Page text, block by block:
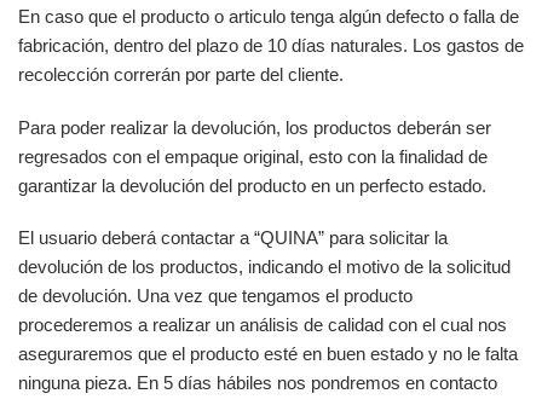
En caso que el producto o articulo tenga algún defecto o falla de
fabricación, dentro del plazo de 10 días naturales. Los gastos de
recolección correrán por parte del cliente.
Para poder realizar la devolución, los productos deberán ser
regresados con el empaque original, esto con la finalidad de
garantizar la devolución del producto en un perfecto estado.
El usuario deberá contactar a “QUINA” para solicitar la
devolución de los productos, indicando el motivo de la solicitud
de devolución. Una vez que tengamos el producto
procederemos a realizar un análisis de calidad con el cual nos
aseguraremos que el producto esté en buen estado y no le falta
ninguna pieza. En 5 días hábiles nos pondremos en contacto